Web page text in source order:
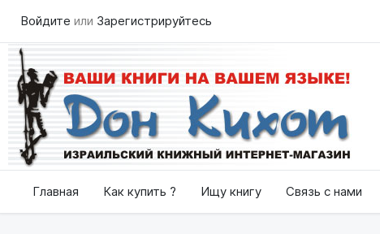
Войдите или Зарегистрируйтесь
Главная Как купить ? Ищу книгу Связь с нами